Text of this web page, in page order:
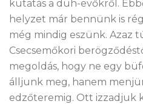
kutatás a düh-evőkről.
helyzet már bennünk is
még mindig eszünk. Azaz
Csecsemőkori
megoldás, hogy ne egy
álljunk meg, hanem
edzőteremig. Ott izzadjuk